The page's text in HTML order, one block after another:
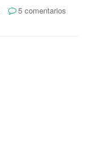
5 comentarios